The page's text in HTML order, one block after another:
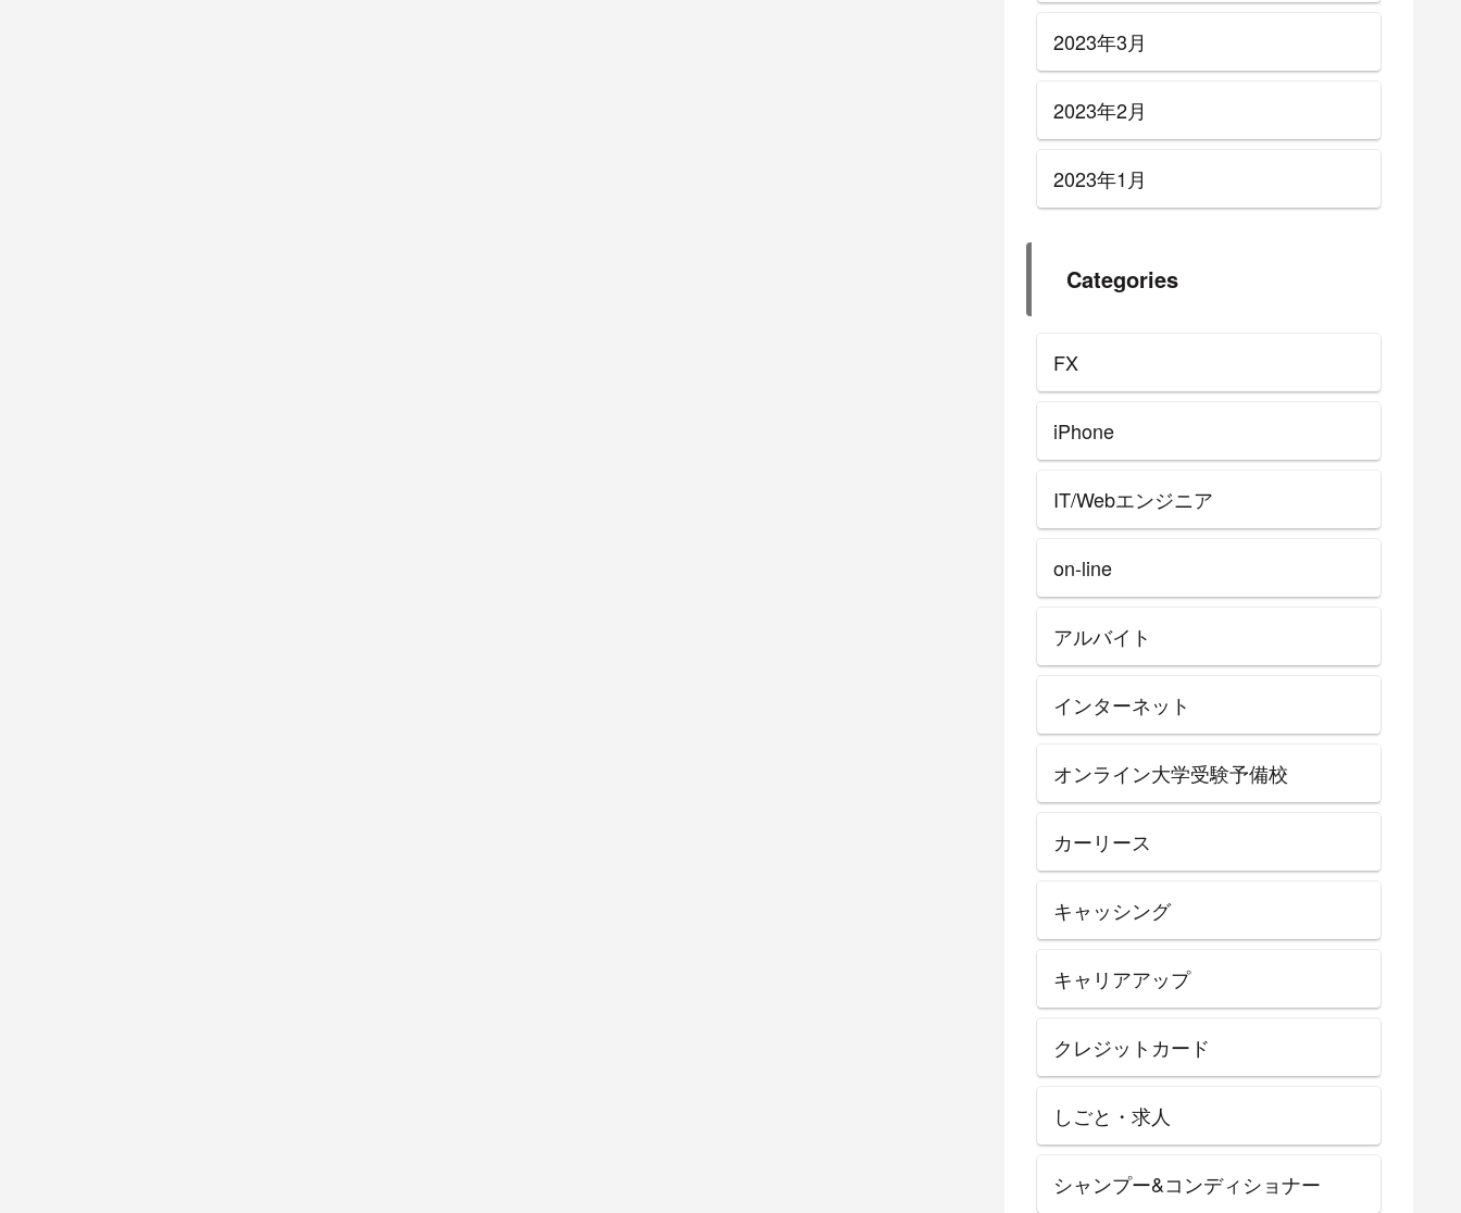
2023年3月
2023年2月
2023年1月
Categories
FX
iPhone
IT/Webエンジニア
on-line
アルバイト
インターネット
オンライン大学受験予備校
カーリース
キャッシング
キャリアアップ
クレジットカード
しごと・求人
シャンプー&コンディショナー